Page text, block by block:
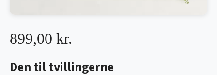
Den til tvillingerne
899,00 kr.